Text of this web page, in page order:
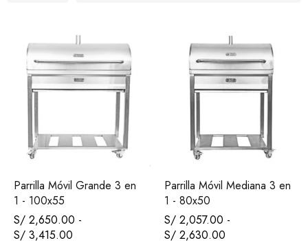
Parrilla Móvil Grande 3 en
1 - 100x55
S/ 2,650.00 -
S/ 3,415.00
Parrilla Móvil Mediana 3 en
1 - 80x50
S/ 2,057.00 -
S/ 2,630.00